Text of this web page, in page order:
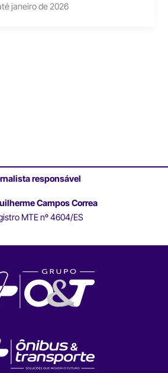
janeiro de 2026
responsável
Campos Correa
MTE nº 4604/ES